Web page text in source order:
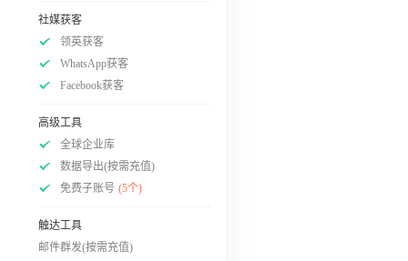
社媒获客
领英获客
WhatsApp获客
Facebook获客
高级工具
全球企业库
数据导出(按需充值)
免费子账号 (5个)
触达工具
邮件群发(按需充值)